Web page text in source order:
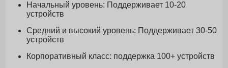
Начальный уровень: Поддерживает 10-20
устройств
Средний и высокий уровень: Поддерживает 30-50
устройств
Корпоративный класс: поддержка 100+ устройств